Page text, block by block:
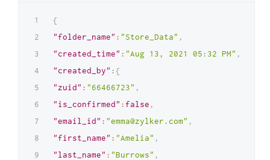
{
"folder_name" : "Store_Data" ,
"created_time" : "Aug 13, 2021 05:32 PM" ,
"created_by" : {
"zuid" : "66466723" ,
"is_confirmed" : false ,
"email_id" : "emma@zylker.com" ,
"first_name" : "Amelia" ,
"last_name" : "Burrows" ,